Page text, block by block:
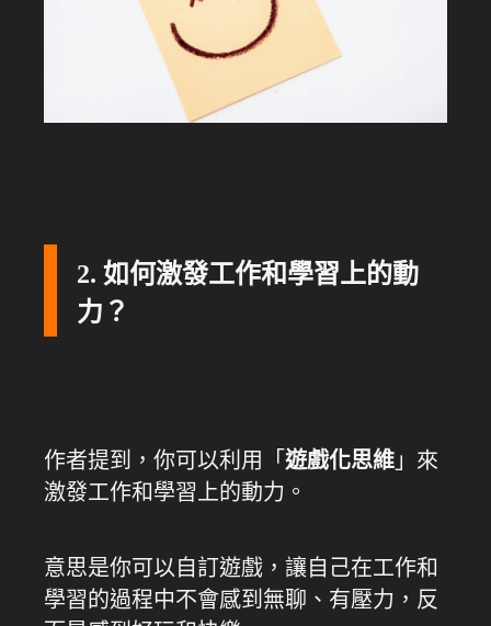
2. 如何激發工作和學習上的動
力？
作者提到，你可以利用「 遊戲化思維 」來
激發工作和學習上的動力。
意思是你可以自訂遊戲，讓自己在工作和
學習的過程中不會感到無聊、有壓力，反